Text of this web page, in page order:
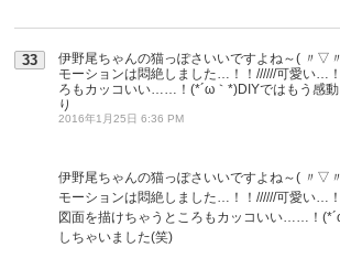
33
伊野尾ちゃんの猫っぽさいいですよね～( 〃▽
モーションは悶絶しました…！！//////可愛い…
ろもカッコいい……！(*´ω｀*)DIYではもう感
り
2016年1月25日 6:36 PM
伊野尾ちゃんの猫っぽさいいですよね～( 〃▽
モーションは悶絶しました…！！//////可愛い…！
図面を描けちゃうところもカッコいい……！
しちゃいました(笑)